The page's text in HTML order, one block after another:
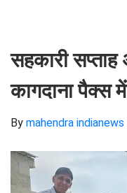
सहकारी
कागदाना पैक्स
By mahendra indianews